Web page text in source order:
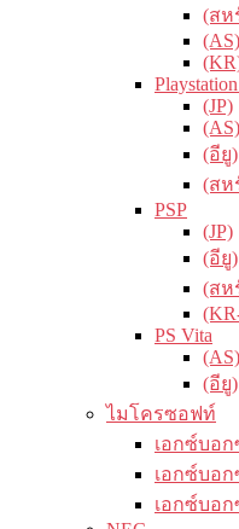
(สห
(AS)
(JP)
(AS)
(อียู)
(สห
PSP
(JP)
(อียู)
(สห
PS Vita
(AS)
(อียู)
ไมโครซอฟท์
เอกซ์บอ
เอกซ์บอก
เอกซ์บอก